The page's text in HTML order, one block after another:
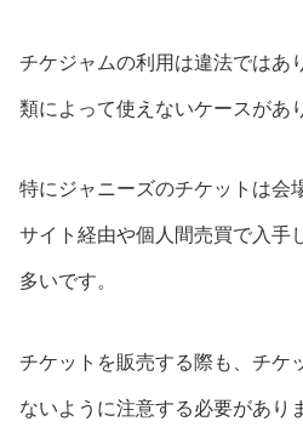
チケジャムの利用は違法ではあ
類によって使えないケースがあ
特にジャニーズのチケットは会
サイト経由や個人間売買で入手
多いです。
チケットを販売する際も、チケ
ないように注意する必要があり